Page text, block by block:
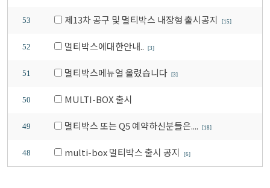
53 제13차 공구 및 멀티박스 내장형 출시공지 [15]
52 멀티박스에대한안내.. [3]
51 멀티박스메뉴얼 올렸습니다 [3]
50 MULTI-BOX 출시
49 멀티박스 또는 Q5 예약하신분들은.... [18]
48 multi-box 멀티박스 출시 공지 [6]